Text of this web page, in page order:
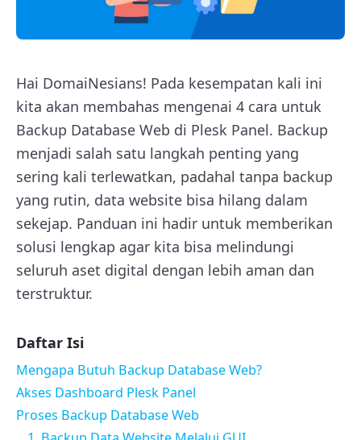
Hai DomaiNesians! Pada kesempatan kali ini
kita akan membahas mengenai 4 cara untuk
Backup Database Web di Plesk Panel. Backup
menjadi salah satu langkah penting yang
sering kali terlewatkan, padahal tanpa backup
yang rutin, data website bisa hilang dalam
sekejap. Panduan ini hadir untuk memberikan
solusi lengkap agar kita bisa melindungi
seluruh aset digital dengan lebih aman dan
terstruktur.
Daftar Isi
Mengapa Butuh Backup Database Web?
Akses Dashboard Plesk Panel
Proses Backup Database Web